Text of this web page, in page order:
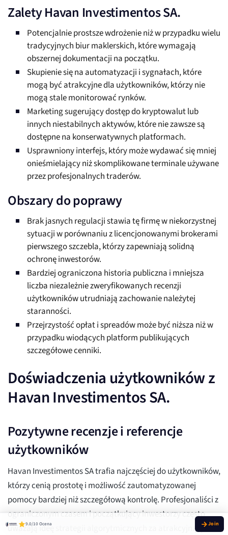
Zalety Havan Investimentos SA.
Potencjalnie prostsze wdrożenie niż w przypadku wielu
tradycyjnych biur maklerskich, które wymagają
obszernej dokumentacji na początku.
Skupienie się na automatyzacji i sygnałach, które
mogą być atrakcyjne dla użytkowników, którzy nie
mogą stale monitorować rynków.
Marketing sugerujący dostęp do kryptowalut lub
innych niestabilnych aktywów, które nie zawsze są
dostępne na konserwatywnych platformach.
Usprawniony interfejs, który może wydawać się mniej
onieśmielający niż skomplikowane terminale używane
przez profesjonalnych traderów.
Obszary do poprawy
Brak jasnych regulacji stawia tę firmę w niekorzystnej
sytuacji w porównaniu z licencjonowanymi brokerami
pierwszego szczebla, którzy zapewniają solidną
ochronę inwestorów.
Bardziej ograniczona historia publiczna i mniejsza
liczba niezależnie zweryfikowanych recenzji
użytkowników utrudniają zachowanie należytej
staranności.
Przejrzystość opłat i spreadów może być niższa niż w
przypadku wiodących platform publikujących
szczegółowe cenniki.
Doświadczenia użytkowników z
Havan Investimentos SA.
Pozytywne recenzje i referencje
użytkowników
Havan Investimentos SA trafia najczęściej do użytkowników,
którzy cenią prostotę i możliwość zautomatyzowanej
pomocy bardziej niż szczegółową kontrolę. Profesjonaliści z
ograniczonym czasem i początkujący inwestorzy często
uważają ideę strategii algorytmicznych za atrakcyjną, pod
9.0/10 Ocena